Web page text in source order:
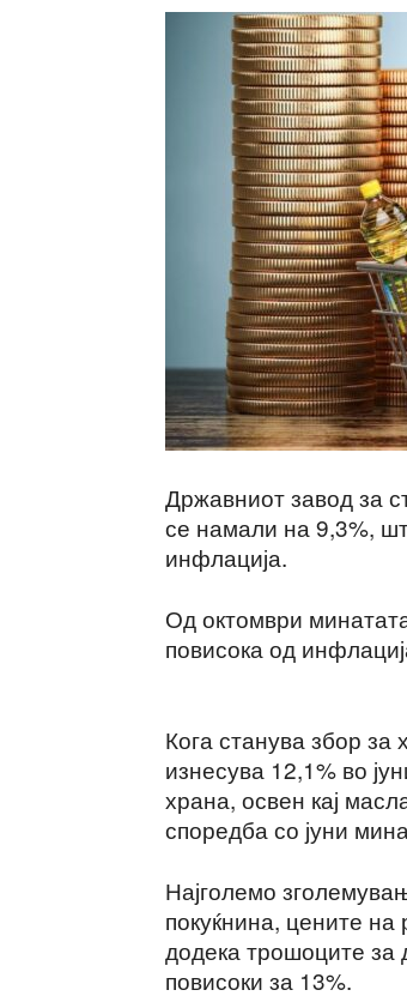
Државниот завод за
се намали на 9,3%,
инфлација.
Од октомври
повисока од
Кога станува збор
изнесува 12,1% во
храна, освен кај
споредба со јуни
Најголемо
покуќнина, цените
додека трошоците за
повисоки за 13%.